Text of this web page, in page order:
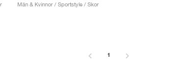
Män & Kvinnor / Sportstyle / Skor
1